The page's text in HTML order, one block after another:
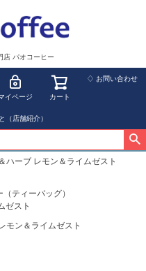
店 パオコーヒー
イページ カート
♢ お問い合わせ
（店舗紹介）
ハーブ レモン＆ライムゼスト
ティーバッグ）
ゼスト
モン＆ライムゼスト